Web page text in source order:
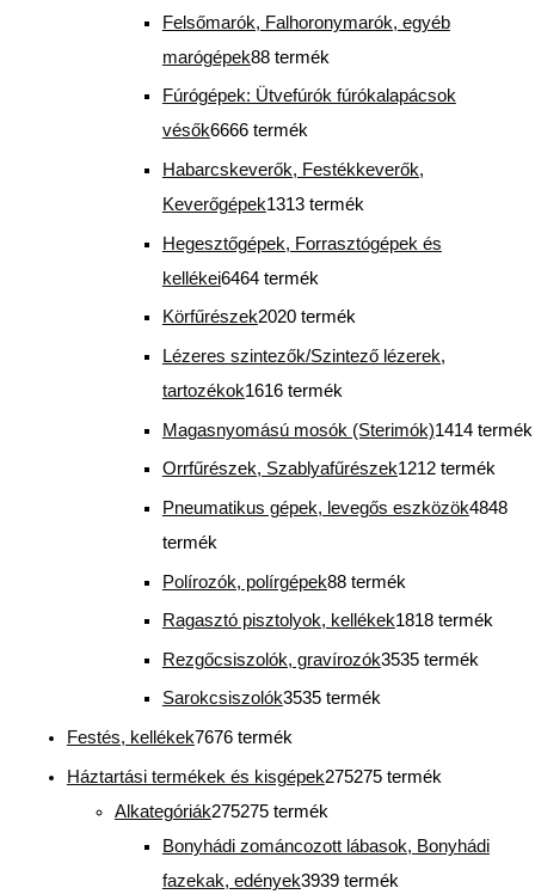
Felsőmarók, Falhoronymarók, egyéb
marógépek88 termék
Fúrógépek: Ütvefúrók fúrókalapácsok
vésők6666 termék
Habarcskeverők, Festékkeverők,
Keverőgépek1313 termék
Hegesztőgépek, Forrasztógépek és
kellékei6464 termék
Körfűrészek2020 termék
Lézeres szintezők/Szintező lézerek,
tartozékok1616 termék
Magasnyomású mosók (Sterimók)1414 termék
Orrfűrészek, Szablyafűrészek1212 termék
Pneumatikus gépek, levegős eszközök4848
termék
Polírozók, polírgépek88 termék
Ragasztó pisztolyok, kellékek1818 termék
Rezgőcsiszolók, gravírozók3535 termék
Sarokcsiszolók3535 termék
Festés, kellékek7676 termék
Háztartási termékek és kisgépek275275 termék
Alkategóriák275275 termék
Bonyhádi zománcozott lábasok, Bonyhádi
fazekak, edények3939 termék